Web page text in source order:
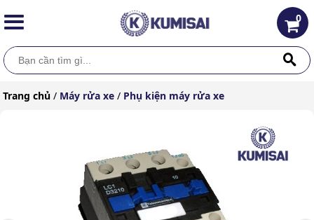
0
Trang chủ / Máy rửa xe / Phụ kiện máy rửa xe